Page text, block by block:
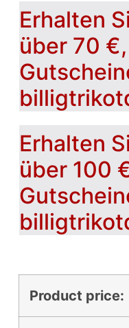
Erhalten
über 70 €,
Erhalten
über 100
Product price: